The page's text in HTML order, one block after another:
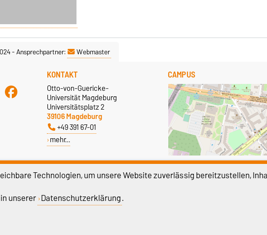
-Ansprechpartner: Webmaster
KONTAKT
Otto-von-Guericke-
Universität Magdeburg
Universitätsplatz 2
39106 Magdeburg
+49 391 67-01
mehr…
CAMPUS
Größere Karte anzeigen
Technologien, um unsere Website zuverlässig bereitzustellen,
unserer Datenschutzerklärung.